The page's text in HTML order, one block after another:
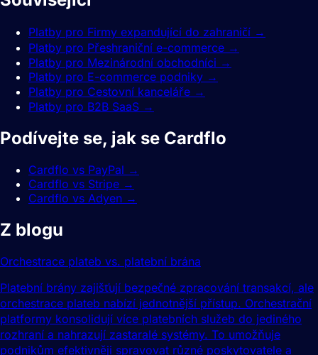
Platby pro Firmy expandující do zahraničí →
Platby pro Přeshraniční e-commerce →
Platby pro Mezinárodní obchodníci →
Platby pro E-commerce podniky →
Platby pro Cestovní kanceláře →
Platby pro B2B SaaS →
Podívejte se, jak se Cardflo
Cardflo vs PayPal →
Cardflo vs Stripe →
Cardflo vs Adyen →
Z blogu
Orchestrace plateb vs. platební brána
Platební brány zajišťují bezpečné zpracování transakcí, ale
orchestrace plateb nabízí jednotnější přístup. Orchestrační
platformy konsolidují více platebních služeb do jediného
rozhraní a nahrazují zastaralé systémy. To umožňuje
podnikům efektivněji spravovat různé poskytovatele a